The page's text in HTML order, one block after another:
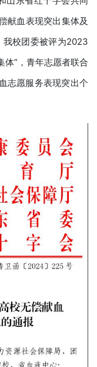
献血表现突出集体及
校团委被评为2023
体”，青年志愿者联合
志愿服务表现突出个